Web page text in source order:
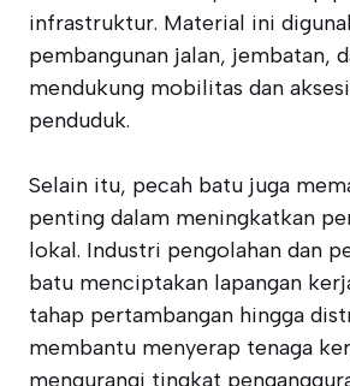
infrastruktur. Material ini
pembangunan jalan, jembatan,
mendukung mobilitas dan
penduduk.
Selain itu, pecah batu juga
penting dalam meningkatkan
lokal. Industri pengolahan dan
batu menciptakan lapangan
tahap pertambangan hingga
membantu menyerap tenaga
mengurangi tingkat